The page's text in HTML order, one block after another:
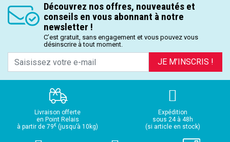
Découvrez nos offres, nouveautés et
conseils en vous abonnant à notre
newsletter !
C’est gratuit, sans engagement et vous pouvez vous
désinscrire à tout moment.
JE M’INSCRIS !
Livraison offerte
en Point Relais
à partir de 79€ (jusqu’à 10kg)
Expédition
sous 24 à 48h
(si article en stock)